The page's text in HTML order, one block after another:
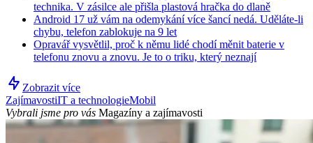
technika. V zásilce ale přišla plastová hračka do dlaně
Android 17 už vám na odemykání více šancí nedá. Uděláte-li
chybu, telefon zablokuje na 9 let
Opravář vysvětlil, proč k němu lidé chodí měnit baterie v
telefonu znovu a znovu. Je to o triku, který neznají
Zobrazit více
ZajímavostiIT a technologieMobil
Vybrali jsme pro vás Magazíny a zajímavosti